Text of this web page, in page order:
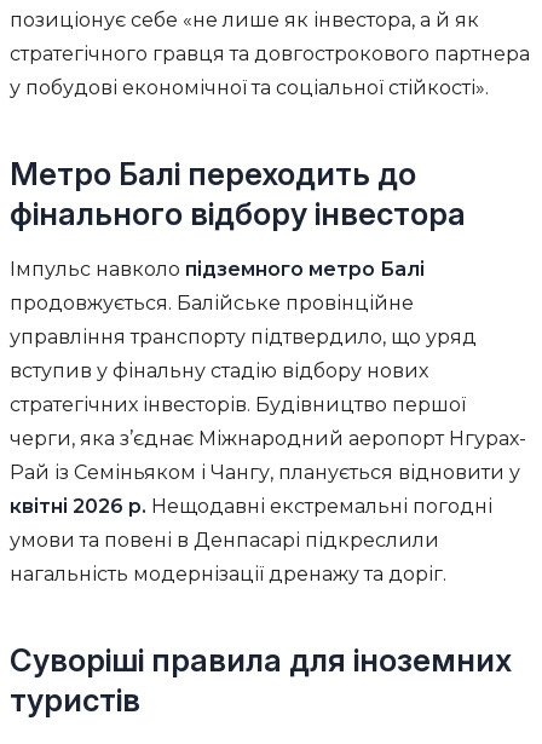
позиціонує себе «не лише як інвестора, а й як
стратегічного гравця та довгострокового партнера
у побудові економічної та соціальної стійкості».
Метро Балі переходить до
фінального відбору інвестора
Імпульс навколо підземного метро Балі
продовжується. Балійське провінційне
управління транспорту підтвердило, що уряд
вступив у фінальну стадію відбору нових
стратегічних інвесторів. Будівництво першої
черги, яка з’єднає Міжнародний аеропорт Нгурах-
Рай із Семіньяком і Чангу, планується відновити у
квітні 2026 р. Нещодавні екстремальні погодні
умови та повені в Денпасарі підкреслили
нагальність модернізації дренажу та доріг.
Суворіші правила для іноземних
туристів